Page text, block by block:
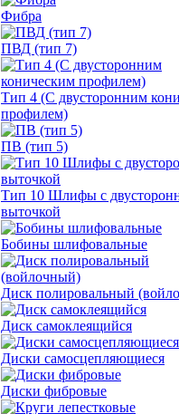
Фибра
ПВД (тип 7)
Тип 4 (С двусторонним
профилем)
ПВ (тип 5)
Тип 10 Шлифы с
выточкой
Бобины шлифовальные
Диск полировальный
Диск самоклеящийся
Диски самосцепляющиеся
Диски фибровые